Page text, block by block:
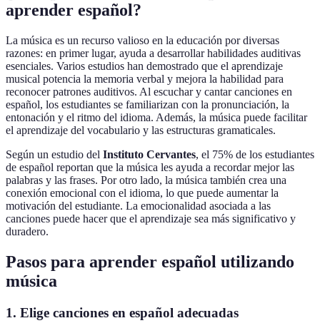
aprender español?
La música es un recurso valioso en la educación por diversas
razones: en primer lugar, ayuda a desarrollar habilidades auditivas
esenciales. Varios estudios han demostrado que el aprendizaje
musical potencia la memoria verbal y mejora la habilidad para
reconocer patrones auditivos. Al escuchar y cantar canciones en
español, los estudiantes se familiarizan con la pronunciación, la
entonación y el ritmo del idioma. Además, la música puede facilitar
el aprendizaje del vocabulario y las estructuras gramaticales.
Según un estudio del Instituto Cervantes, el 75% de los estudiantes
de español reportan que la música les ayuda a recordar mejor las
palabras y las frases. Por otro lado, la música también crea una
conexión emocional con el idioma, lo que puede aumentar la
motivación del estudiante. La emocionalidad asociada a las
canciones puede hacer que el aprendizaje sea más significativo y
duradero.
Pasos para aprender español utilizando
música
1. Elige canciones en español adecuadas